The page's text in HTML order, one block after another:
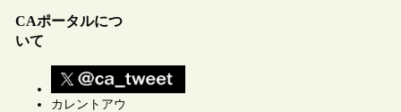
CAポータルにつ
いて
カレントアウ